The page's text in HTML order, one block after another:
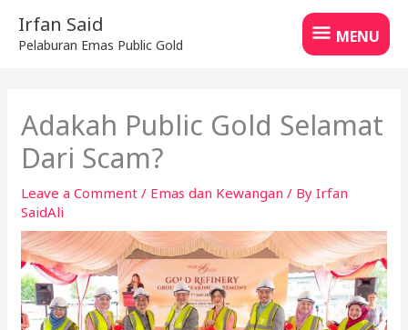
content
Irfan Said
Pelaburan Emas Public Gold
MENU
MENU
Adakah Public Gold Selamat
Dari Scam?
Leave a Comment / Emas dan Kewangan / ByIrfan
SaidAli